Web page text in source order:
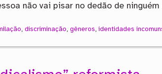
não vai pisar no dedão de
,discriminação,gêneros,identidades